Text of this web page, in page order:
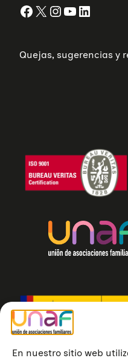
En nuestro sitio web
Facebook X InstagramYouTube LinkedIn
Quejas, sugerencias y